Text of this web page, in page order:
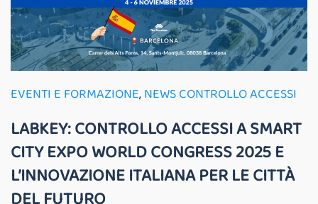
EVENTI E FORMAZIONE,NEWS CONTROLLO ACCESSI
LABKEY: CONTROLLO ACCESSI A SMART
CITY EXPO WORLD CONGRESS 2025 E
L’INNOVAZIONE ITALIANA PER LE CITTÀ